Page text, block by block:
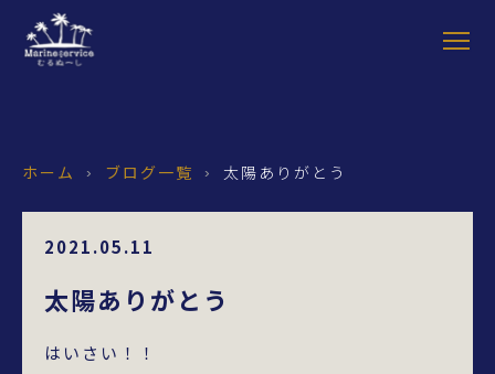
ホーム › ブログ一覧 › 太陽ありがとう
2021.05.11
太陽ありがとう
はいさい！！